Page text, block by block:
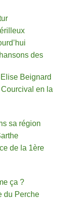
des
Beignard
en la
sa région
de la 1ère
ça ?
du Perche